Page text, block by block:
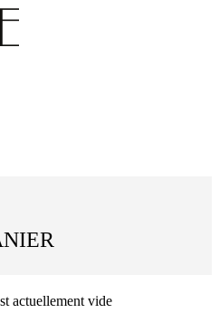
actuellement vide